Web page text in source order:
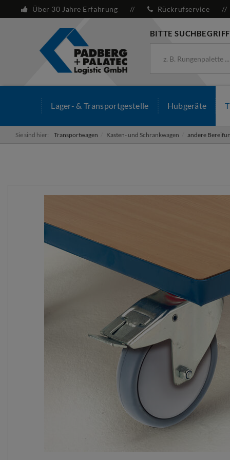
Über 30 Jahre Erfahrung Rückrufservice
BITTE
Lager- & Transportgestelle Hubgeräte
Sie sind hier: Transportwagen Kasten- und Schrankwagen andere